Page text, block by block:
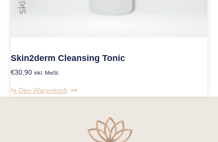
Skin2derm Cleansing Tonic
€30,90 inkl. MwSt.
In Den Warenkorb